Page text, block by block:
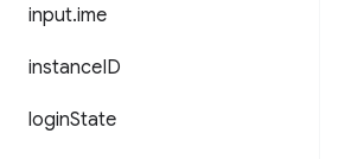
input.ime
instanceID
loginState